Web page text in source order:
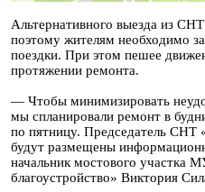
Альтернативного выезда из
поэтому жителям необходимо
поездки. При этом пешее
протяжении ремонта.
— Чтобы минимизировать
мы спланировали ремонт в
по пятницу. Председатель СНТ
будут размещены
начальник мостового участка
благоустройство» Виктория